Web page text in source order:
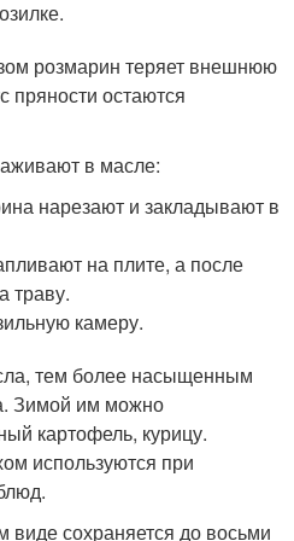
розмарин теряет внешнюю
пряности остаются
в масле:
нарезают и закладывают в
на плите, а после
траву.
камеру.
тем более насыщенным
Зимой им можно
картофель, курицу.
используются при
сохраняется до восьми